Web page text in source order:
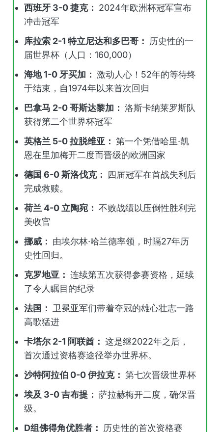
西班牙 3-0 捷克： 2024年欧洲杯冠军宣布
冲击冠军
库拉索 2-1 特立尼达和多巴哥： 历史性的一
届世界杯（人口：160,000）
海地 1-0 牙买加： 激动人心！52年的等待终
于结束，自1974年以来首次回归
巴拿马 2-0 哥斯达黎加： 洛斯卡纳莱罗斯队
获得第二个世界杯冠军
英格兰 5-0 拉脱维亚： 第一个凭借哈里·凯
恩在里加梅开二度而晋级的欧洲国家
德国 6-0 斯洛伐克： 四届冠军在首战失利后
完成救赎。
荷兰 4-0 立陶宛： 不败战绩以压倒性胜利完
美收官
挪威： 由埃尔林·哈兰德率领，时隔27年历
史性回归。
克罗地亚： 连续第五次获得参赛资格，延续
了令人瞩目的纪录
法国： 卫冕亚军们带着夺冠的雄心壮志一路
高歌猛进
卡塔尔 2-1 阿联酋： 这是继2022年之后，
首次通过资格赛途径举办世界杯。
沙特阿拉伯 0-0 伊拉克： 第七次晋级世界杯
埃及 3-0 吉布提： 萨拉赫梅开二度，确保晋
级。
D组佛得角优胜者： 历史性的首次资格赛